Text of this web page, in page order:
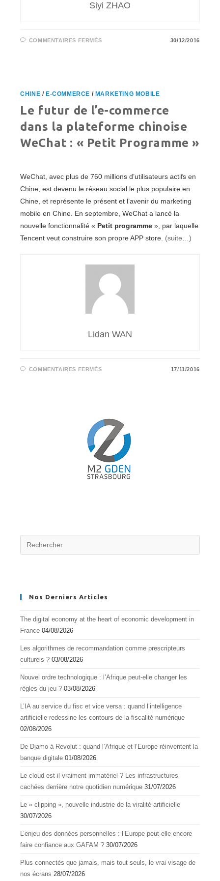
Siyi ZHAO
COMMENTAIRES FERMÉSSUR
LE
MONDE
30/12/2016
CHINE / E-COMMERCE / MARKETING MOBILE
Le futur de l’e-commerce
dans la plateforme chinoise
WeChat : « Petit Programme »
WeChat, avec plus de 760 millions d’utilisateurs actifs en
Chine, est devenu le réseau social le plus populaire en
Chine, et représente le présent et l’avenir du marketing
mobile en Chine. En septembre, WeChat a lancé la
nouvelle fonctionnalité « Petit programme », par laquelle
Tencent veut construire son propre APP store. (suite…)
Lidan WAN
COMMENTAIRES FERMÉSSUR
PLATEFORME
CHINOISE
WECHAT
«
PETIT
PROGRAMME
»
17/11/2016
Nos Derniers Articles
The digital economy at the heart of economic development in
France 04/08/2026
Les algorithmes de recommandation comme prescripteurs
culturels ? 03/08/2026
Nouvel ordre technologique : l’Afrique peut-elle changer les
règles du jeu ? 03/08/2026
L’IA au service du fisc et vice versa : quand l’intelligence
artificielle redessine les contours de la fiscalité numérique
02/08/2026
De Djamo à Revolut : quand l’Afrique et l’Europe réinventent la
banque digitale 01/08/2026
Le cloud est-il vraiment immatériel ? Les infrastructures
cachées derrière notre quotidien numérique 31/07/2026
Le « clipping », nouvelle industrie de la viralité artificielle
30/07/2026
L’enjeu des données personnelles : l’Europe peut-elle encore
faire confiance aux GAFAM ? 30/07/2026
Plus connectés que jamais, mais tout seuls, le vrai visage de
nos écrans 28/07/2026